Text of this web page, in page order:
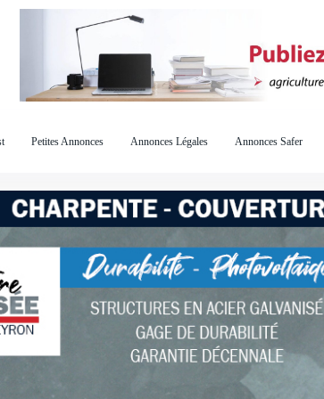
Petites Annonces Annonces Légales Annonces Safer